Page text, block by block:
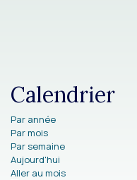
Calendrier
Par année
Par mois
Par semaine
Aujourd'hui
Aller au mois